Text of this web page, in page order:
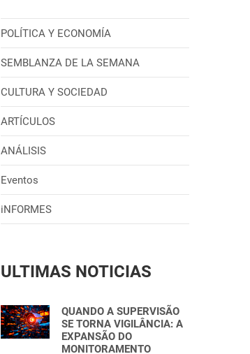
POLÍTICA Y ECONOMÍA
SEMBLANZA DE LA SEMANA
CULTURA Y SOCIEDAD
ARTÍCULOS
ANÁLISIS
Eventos
iNFORMES
ULTIMAS NOTICIAS
QUANDO A SUPERVISÃO
SE TORNA VIGILÂNCIA: A
EXPANSÃO DO
MONITORAMENTO